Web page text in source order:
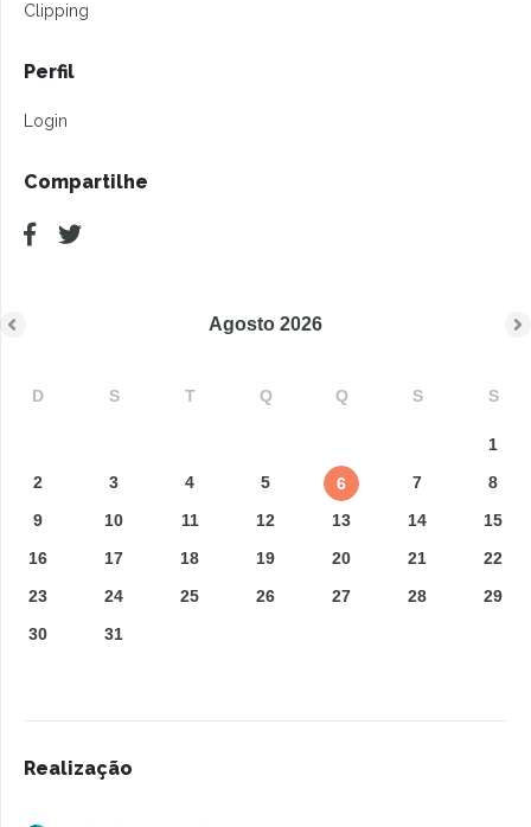
Clipping
Perfil
Login
Compartilhe
Agosto 2026
D S T Q Q S S
1
2
3 4 5 6 7
8
9
10 11 12 13 14
15
16
17 18 19 20 21
22
23
24 25 26 27 28
29
30
31
Realização